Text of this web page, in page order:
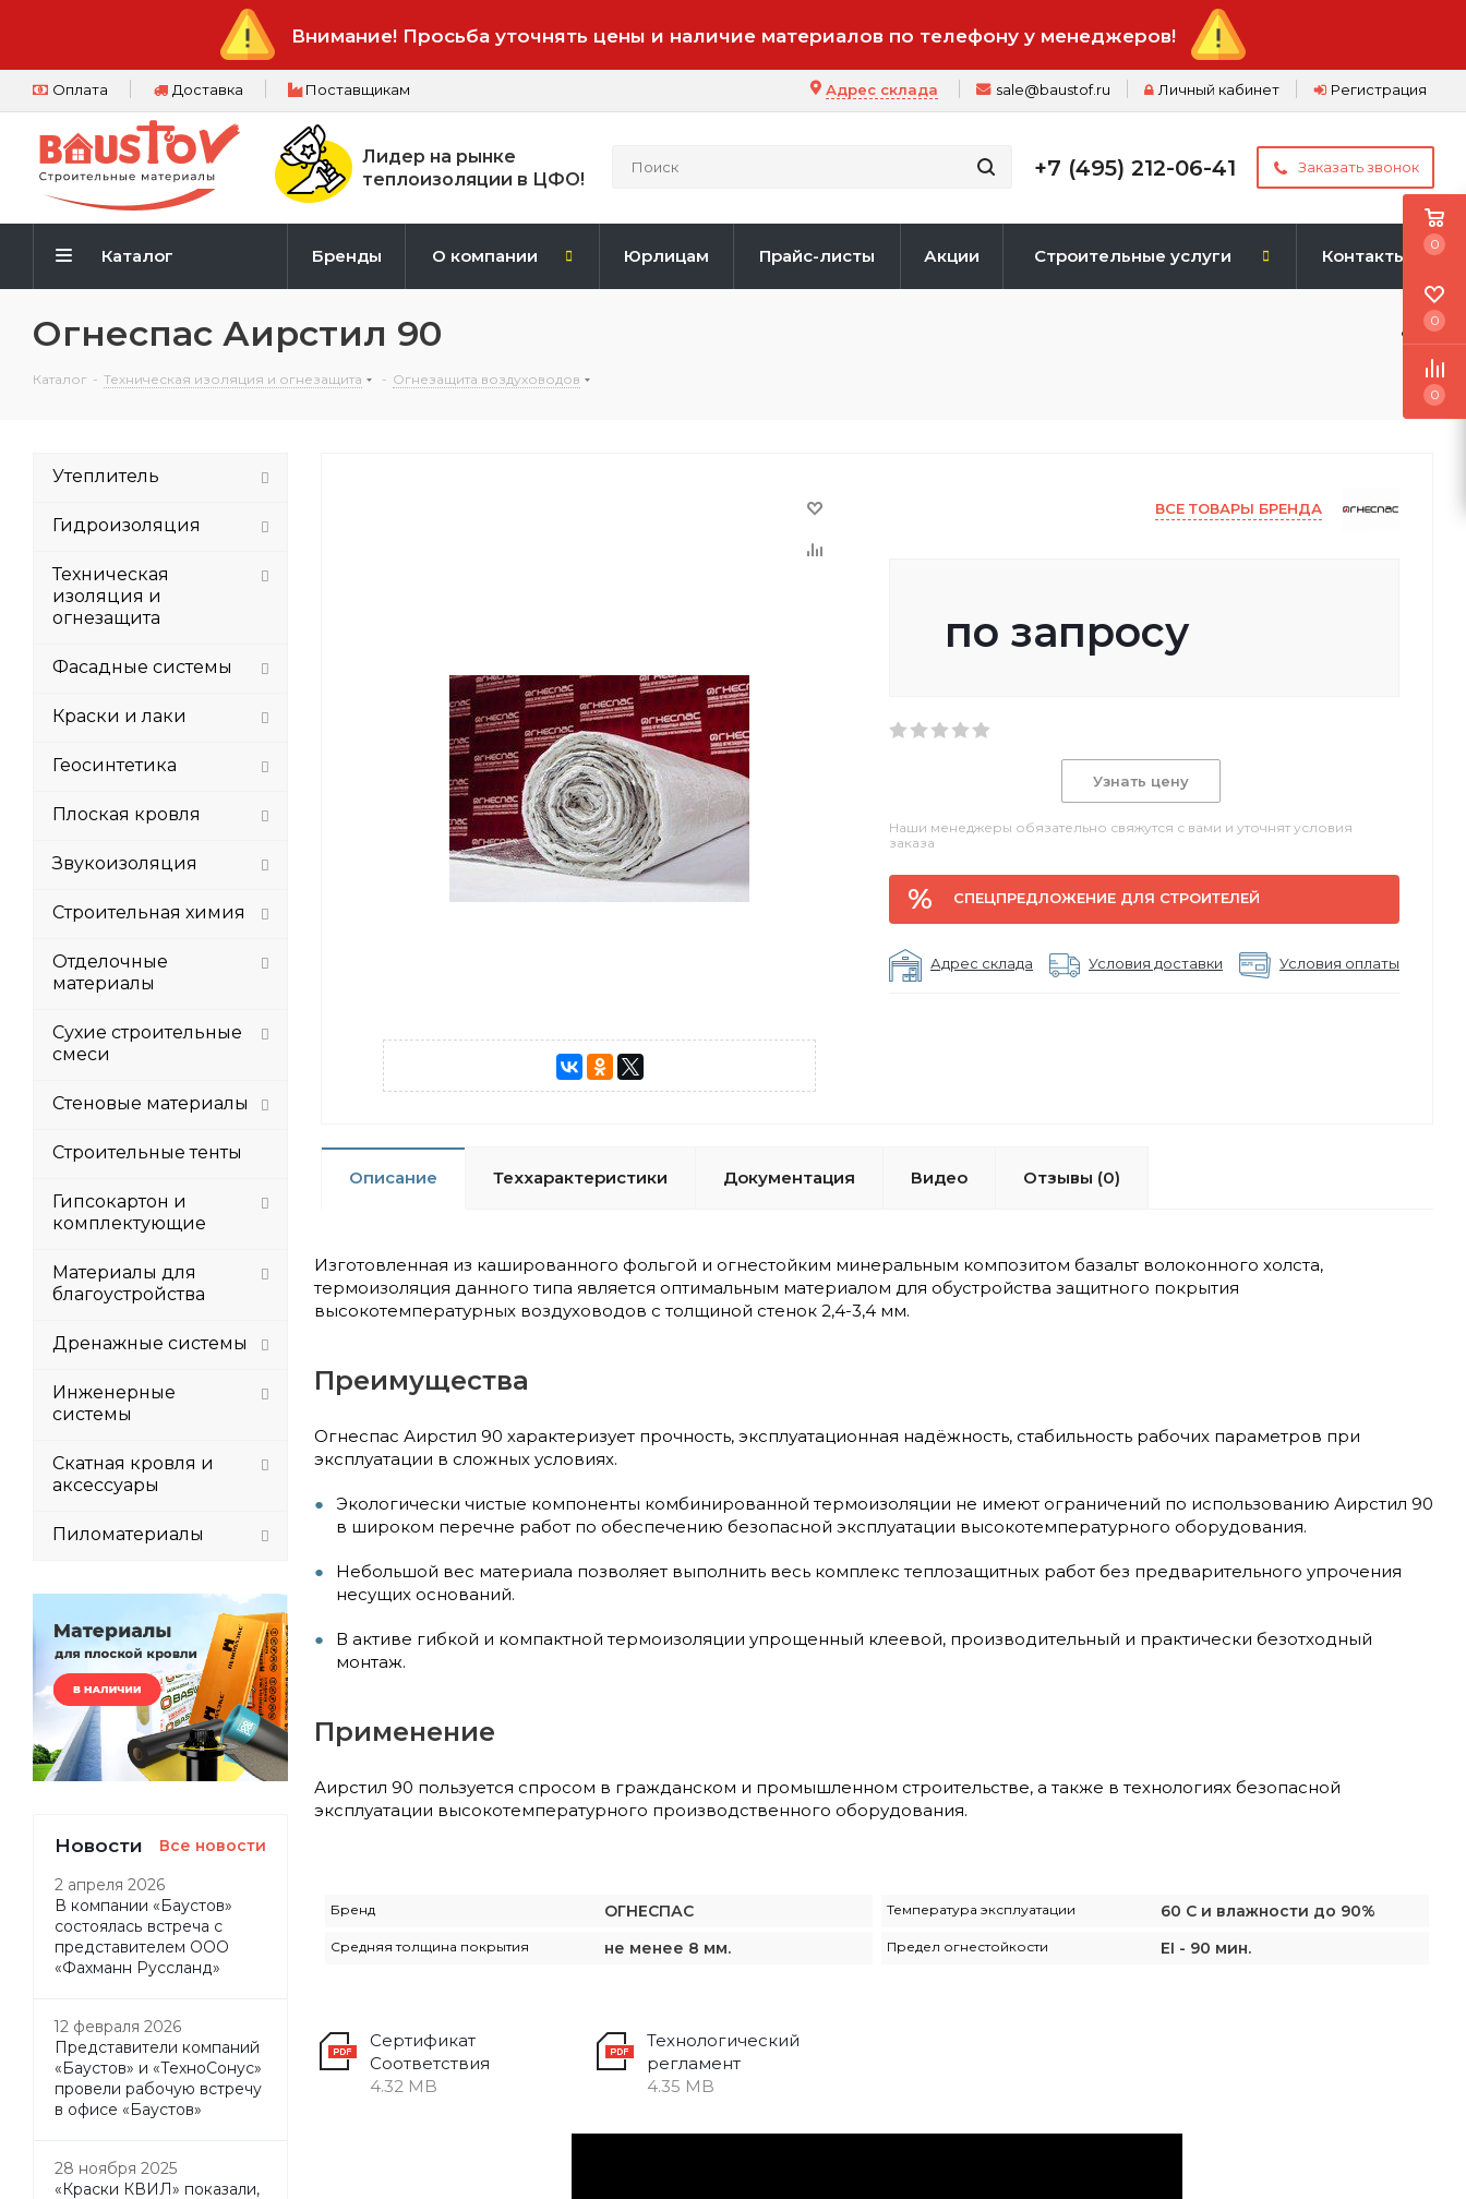
Внимание! Просьба уточнять цены и наличие материалов по телефону у менеджеров!
Оплата Доставка Поставщикам Регистрация
Личный кабинет
sale@baustof.ru
Адрес склада
Лидер на рынке
теплоизоляции в ЦФО!
+7 (495) 212-06-41 Заказать звонок
Каталог Бренды О компании Юрлицам Прайс-листы Акции Строительные услуги Контакты
Огнеспас Аирстил 90
Каталог - Техническая изоляция и огнезащита - Огнезащита воздуховодов
ВСЕ ТОВАРЫ БРЕНДА
по запросу
Узнать цену
Наши менеджеры обязательно свяжутся с вами и уточнят условия
заказа
СПЕЦПРЕДЛОЖЕНИЕ ДЛЯ СТРОИТЕЛЕЙ
Адрес склада Условия доставки Условия оплаты
Описание Теххарактеристики Документация Видео Отзывы (0)
Изготовленная из кашированного фольгой и огнестойким минеральным композитом базальт волоконного холста,
термоизоляция данного типа является оптимальным материалом для обустройства защитного покрытия
высокотемпературных воздуховодов с толщиной стенок 2,4-3,4 мм.
Преимущества
Огнеспас Аирстил 90 характеризует прочность, эксплуатационная надёжность, стабильность рабочих параметров при
эксплуатации в сложных условиях.
Экологически чистые компоненты комбинированной термоизоляции не имеют ограничений по использованию Аирстил 90
в широком перечне работ по обеспечению безопасной эксплуатации высокотемпературного оборудования.
Небольшой вес материала позволяет выполнить весь комплекс теплозащитных работ без предварительного упрочения
несущих оснований.
В активе гибкой и компактной термоизоляции упрощенный клеевой, производительный и практически безотходный
монтаж.
Применение
Аирстил 90 пользуется спросом в гражданском и промышленном строительстве, а также в технологиях безопасной
эксплуатации высокотемпературного производственного оборудования.
Бренд ОГНЕСПАС Температура эксплуатации 60 С и влажности до 90%
Средняя толщина покрытия не менее 8 мм. Предел огнестойкости EI - 90 мин.
Сертификат
Соответствия
4.32 MB
Технологический
регламент
4.35 MB
Утеплитель
Гидроизоляция
Техническая
изоляция и
огнезащита
Фасадные системы
Краски и лаки
Геосинтетика
Плоская кровля
Звукоизоляция
Строительная химия
Отделочные
материалы
Сухие строительные
смеси
Стеновые материалы
Строительные тенты
Гипсокартон и
комплектующие
Материалы для
благоустройства
Дренажные системы
Инженерные
системы
Скатная кровля и
аксессуары
Пиломатериалы
Новости Все новости
2 апреля 2026
В компании «Баустов»
состоялась встреча с
представителем ООО
«Фахманн Руссланд»
12 февраля 2026
Представители компаний
«Баустов» и «ТехноСонус»
провели рабочую встречу
в офисе «Баустов»
28 ноября 2025
«Краски КВИЛ» показали,
0
0
0